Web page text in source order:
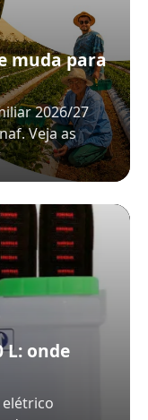
muda para
2026/27
Veja as
L: onde